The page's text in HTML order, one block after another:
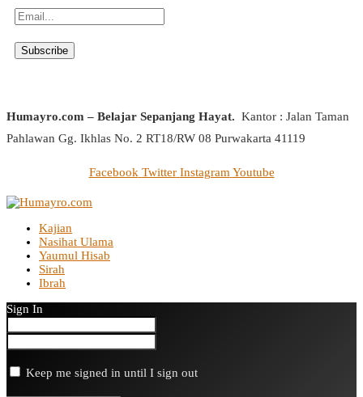
Humayro.com – Belajar Sepanjang Hayat. Kantor : Jalan Taman
Pahlawan Gg. Ikhlas No. 2 RT18/RW 08 Purwakarta 41119
Facebook Twitter Instagram Youtube
Kajian
Nasihat Ulama
Yaumul Hisab
Sirah
Ibrah
Sign In
Keep me signed in until I sign out